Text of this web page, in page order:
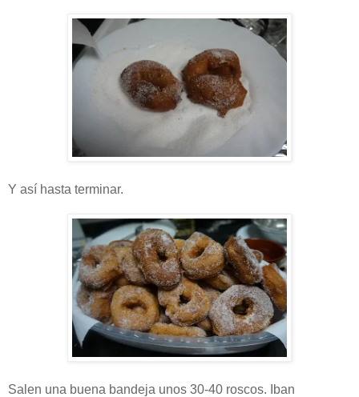
Y así hasta terminar.
Salen una buena bandeja unos 30-40 roscos. Iban